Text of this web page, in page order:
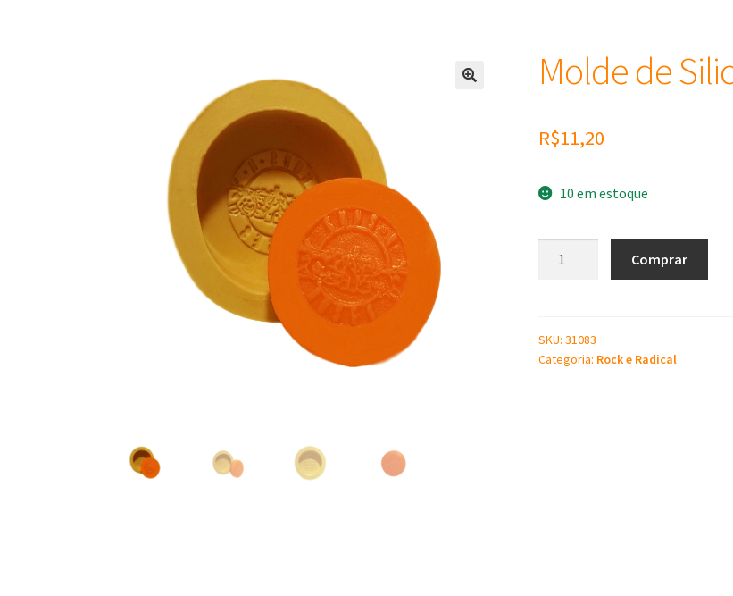
Molde de
R$11,20
10 em estoque
quantidade
Comprar
SKU: 31083
Categoria: Rock e Radical